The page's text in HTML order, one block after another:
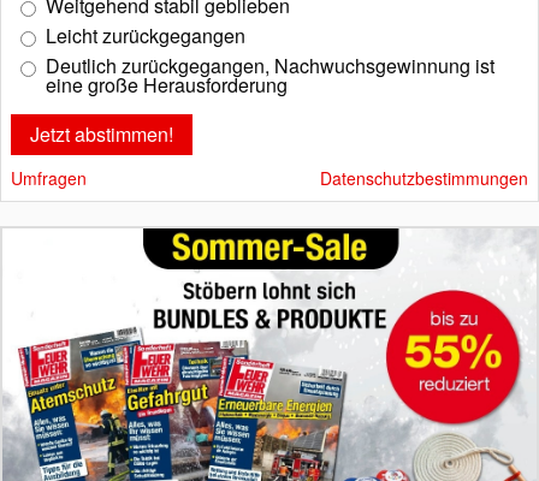
Leicht zurückgegangen
Deutlich zurückgegangen, Nachwuchsgewinnung ist
eine große Herausforderung
Umfragen Datenschutzbestimmungen